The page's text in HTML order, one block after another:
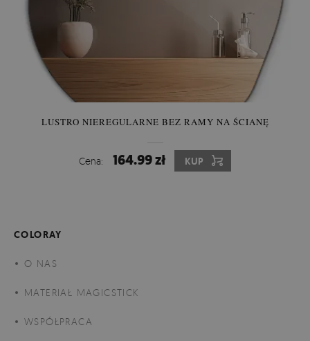
LUSTRO NIEREGULARNE BEZ RAMY NA ŚCIANĘ
Cena: 164.99 zł KUP
COLORAY
O NAS
MATERIAŁ MAGICSTICK
WSPÓŁPRACA